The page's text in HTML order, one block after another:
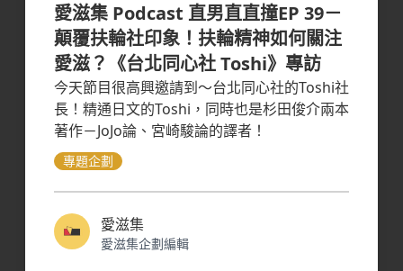
愛滋集 Podcast 直男直直撞EP 39－
顛覆扶輪社印象！扶輪精神如何關注
愛滋？《台北同心社 Toshi》專訪
今天節目很高興邀請到～台北同心社的Toshi社
長！精通日文的Toshi，同時也是杉田俊介兩本
著作－JoJo論、宮崎駿論的譯者！
專題企劃
愛滋集
愛滋集企劃編輯